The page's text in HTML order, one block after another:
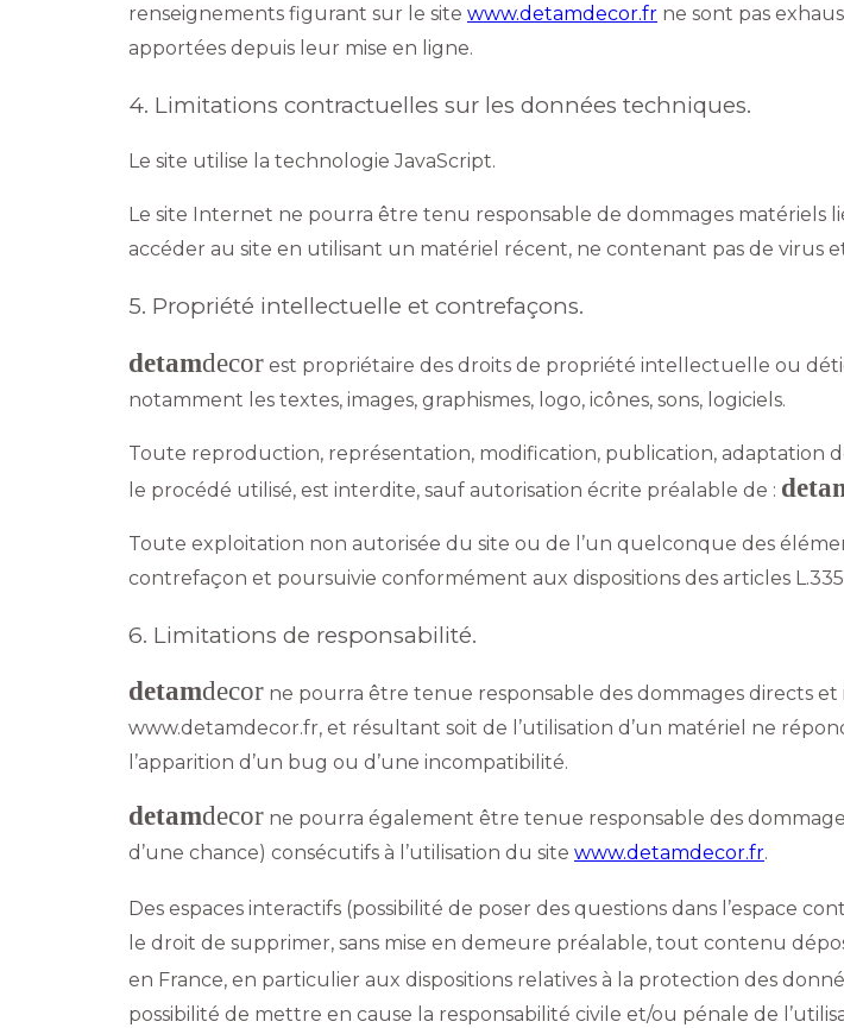
renseignements figurant sur le site www.detamdecor.fr ne sont pas
apportées depuis leur mise en ligne.
4. Limitations contractuelles sur les données techniques.
Le site utilise la technologie JavaScript.
Le site Internet ne pourra être tenu responsable de dommages matériels
accéder au site en utilisant un matériel récent, ne contenant pas de virus
5. Propriété intellectuelle et contrefaçons.
detamdecor est propriétaire des droits de propriété intellectuelle ou
notamment les textes, images, graphismes, logo, icônes, sons, logiciels.
Toute reproduction, représentation, modification, publication, adaptation
le procédé utilisé, est interdite, sauf autorisation écrite préalable de :
Toute exploitation non autorisée du site ou de l’un quelconque des
contrefaçon et poursuivie conformément aux dispositions des articles
6. Limitations de responsabilité.
detamdecor ne pourra être tenue responsable des dommages directs et
www.detamdecor.fr, et résultant soit de l’utilisation d’un matériel ne
l’apparition d’un bug ou d’une incompatibilité.
detamdecor ne pourra également être tenue responsable des
d’une chance) consécutifs à l’utilisation du site www.detamdecor.fr.
Des espaces interactifs (possibilité de poser des questions dans l’espace
le droit de supprimer, sans mise en demeure préalable, tout contenu
en France, en particulier aux dispositions relatives à la protection des
possibilité de mettre en cause la responsabilité civile et/ou pénale de